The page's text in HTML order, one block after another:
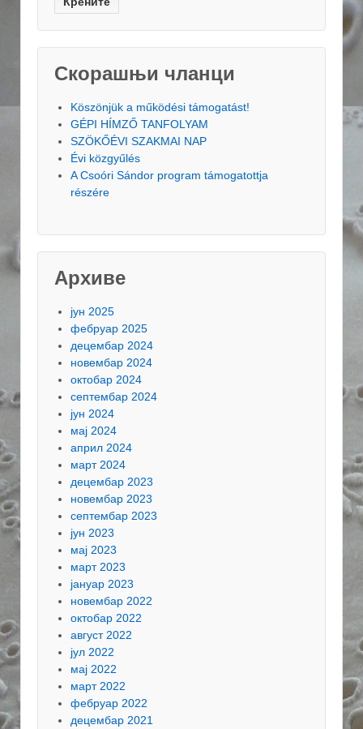
Скорашњи чланци
Köszönjük a működési támogatást!
GÉPI HÍMZŐ TANFOLYAM
SZÖKŐÉVI SZAKMAI NAP
Évi közgyűlés
A Csoóri Sándor program támogatottja
részére
Архиве
јун 2025
фебруар 2025
децембар 2024
новембар 2024
октобар 2024
септембар 2024
јун 2024
мај 2024
април 2024
март 2024
децембар 2023
новембар 2023
септембар 2023
јун 2023
мај 2023
март 2023
јануар 2023
новембар 2022
октобар 2022
август 2022
јул 2022
мај 2022
март 2022
фебруар 2022
децембар 2021